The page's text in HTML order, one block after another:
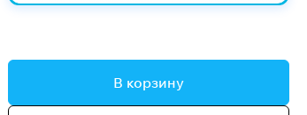
В корзину